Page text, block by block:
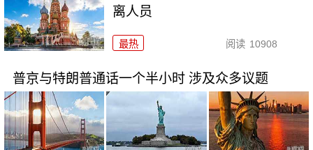
离人员
最热 阅读 10908
普京与特朗普通话一个半小时 涉及众多议题